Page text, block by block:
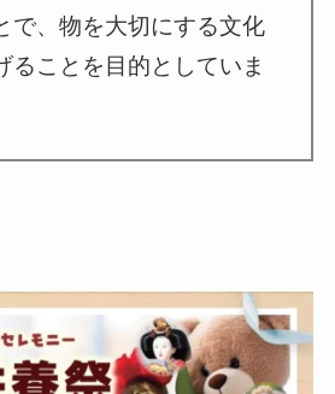
で、物を大切にする文化
ることを目的としていま